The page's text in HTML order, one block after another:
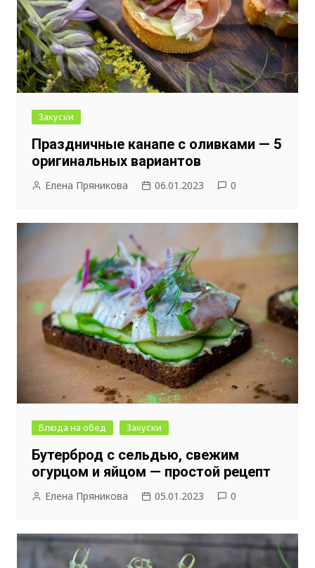
Закуски
Праздничные канапе с оливками — 5
оригинальных вариантов
Елена Пряникова 06.01.2023 0
Блюда на обед Закуски
Бутерброд с сельдью, свежим
огурцом и яйцом — простой рецепт
Елена Пряникова 05.01.2023 0